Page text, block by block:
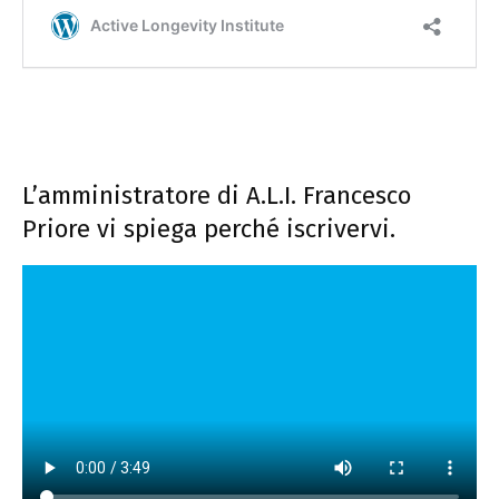
L’amministratore di A.L.I. Francesco
Priore vi spiega perché iscrivervi.